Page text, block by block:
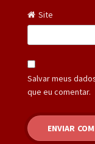
Site
Salvar meus
que eu comentar.